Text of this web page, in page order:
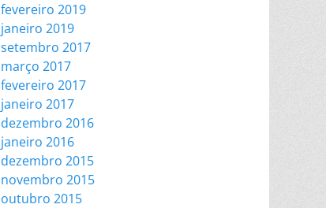
fevereiro 2019
janeiro 2019
setembro 2017
março 2017
fevereiro 2017
janeiro 2017
dezembro 2016
janeiro 2016
dezembro 2015
novembro 2015
outubro 2015